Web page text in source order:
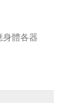
身體各器